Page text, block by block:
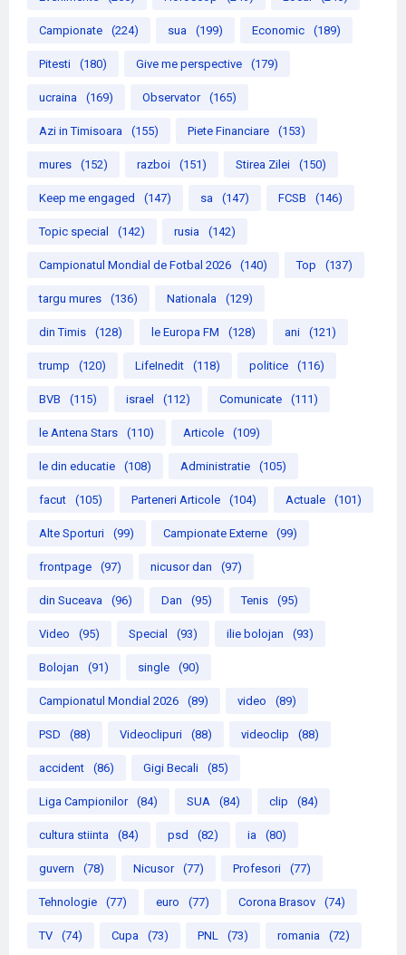
Campionate (224) sua (199) Economic (189)
Pitesti (180) Give me perspective (179)
ucraina (169) Observator (165)
Azi in Timisoara (155) Piete Financiare (153)
mures (152) razboi (151) Stirea Zilei (150)
Keep me engaged (147) sa (147) FCSB (146)
Topic special (142) rusia (142)
Campionatul Mondial de Fotbal 2026 (140) Top (137)
targu mures (136) Nationala (129)
din Timis (128) le Europa FM (128) ani (121)
trump (120) LifeInedit (118) politice (116)
BVB (115) israel (112) Comunicate (111)
le Antena Stars (110) Articole (109)
le din educatie (108) Administratie (105)
facut (105) Parteneri Articole (104) Actuale (101)
Alte Sporturi (99) Campionate Externe (99)
frontpage (97) nicusor dan (97)
din Suceava (96) Dan (95) Tenis (95)
Video (95) Special (93) ilie bolojan (93)
Bolojan (91) single (90)
Campionatul Mondial 2026 (89) video (89)
PSD (88) Videoclipuri (88) videoclip (88)
accident (86) Gigi Becali (85)
Liga Campionilor (84) SUA (84) clip (84)
cultura stiinta (84) psd (82) ia (80)
guvern (78) Nicusor (77) Profesori (77)
Tehnologie (77) euro (77) Corona Brasov (74)
TV (74) Cupa (73) PNL (73) romania (72)